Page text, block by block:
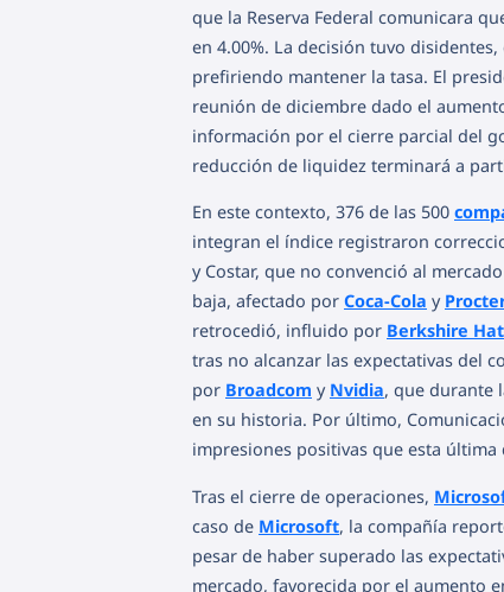
que la Reserva Federal comunicara
en 4.00%. La decisión tuvo
prefiriendo mantener la tasa. El
reunión de diciembre dado el
información por el cierre parcial del
reducción de liquidez terminará a
En este contexto, 376 de las 500
integran el índice registraron
y Costar, que no convenció al
baja, afectado por Coca-Cola y
retrocedió, influido por Berkshire
tras no alcanzar las expectativas del
por Broadcom y Nvidia, que durante
en su historia. Por último,
impresiones positivas que esta
Tras el cierre de operaciones,
caso de Microsoft, la compañía
pesar de haber superado las
mercado, favorecida por el aumento